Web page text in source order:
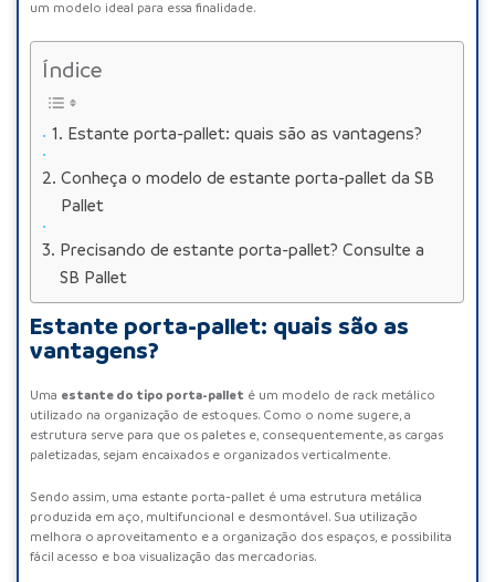
um modelo ideal para essa finalidade.
Índice
Estante porta-pallet: quais são as vantagens?
Conheça o modelo de estante porta-pallet da SB
Pallet
Precisando de estante porta-pallet? Consulte a
SB Pallet
Estante porta-pallet: quais são as
vantagens?
Uma estante do tipo porta-pallet é um modelo de rack metálico
utilizado na organização de estoques. Como o nome sugere, a
estrutura serve para que os paletes e, consequentemente, as cargas
paletizadas, sejam encaixados e organizados verticalmente.
Sendo assim, uma estante porta-pallet é uma estrutura metálica
produzida em aço, multifuncional e desmontável. Sua utilização
melhora o aproveitamento e a organização dos espaços, e possibilita
fácil acesso e boa visualização das mercadorias.